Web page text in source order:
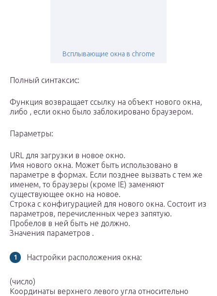
Всплывающие окна в chrome
Полный синтаксис:
Функция возвращает ссылку на объект нового окна,
либо , если окно было заблокировано браузером.
Параметры:
URL для загрузки в новое окно.
Имя нового окна. Может быть использовано в
параметре в формах. Если позднее вызвать с тем же
именем, то браузеры (кроме IE) заменяют
существующее окно на новое.
Строка с конфигурацией для нового окна. Состоит из
параметров, перечисленных через запятую.
Пробелов в ней быть не должно.
Значения параметров .
Настройки расположения окна:
(число)
Координаты верхнего левого угла относительно